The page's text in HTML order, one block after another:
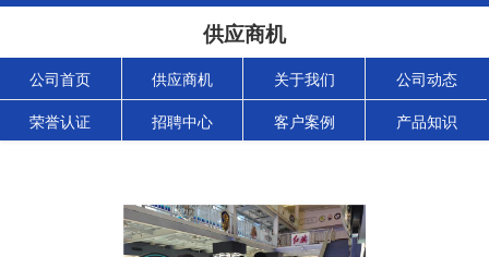
供应商机
公司首页 供应商机 关于我们 公司动态
荣誉认证 招聘中心 客户案例 产品知识